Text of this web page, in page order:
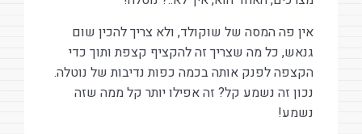
אין פה המסה של שוקולד, ולא צריך להכין שום
גנאש, כל מה שצריך זה להקציף קצפת ותוך כדי
הקצפה לפנק אותה בכמה כפות נדיבות של נוטלה.
נכון זה נשמע קל? זה אפילו יותר קל ממה שזה
נשמע!